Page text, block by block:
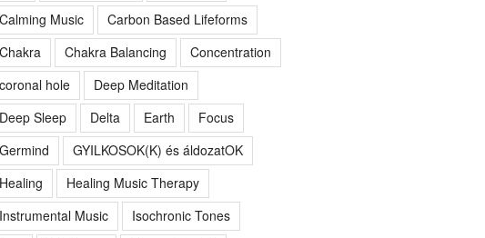
Calming Music
Carbon Based Lifeforms
Chakra
Chakra Balancing
Concentration
coronal hole
Deep Meditation
Deep Sleep
Delta Earth
Focus
Germind
GYILKOSOK(K) és áldozatOK
Healing
Healing Music Therapy
Instrumental Music
Isochronic Tones